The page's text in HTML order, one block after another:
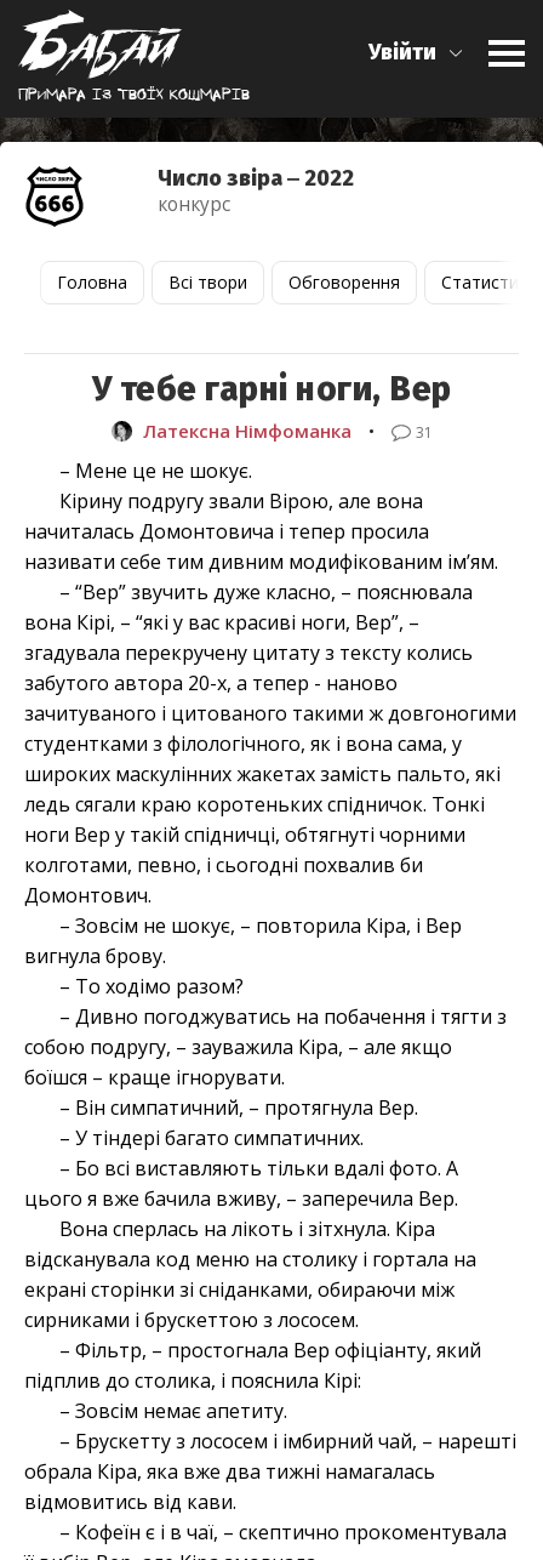
Примара iз твоїх кошмарiв
Увійти
Число звіра ‒ 2022
конкурс
Головна Всі твори Обговорення Статистика
У тебе гарні ноги, Вер
Латексна Німфоманка • 31
– Мене це не шокує.
Кірину подругу звали Вірою, але вона
начиталась Домонтовича і тепер просила
називати себе тим дивним модифікованим ім’ям.
– “Вер” звучить дуже класно, – пояснювала
вона Кірі, – “які у вас красиві ноги, Вер”, –
згадувала перекручену цитату з тексту колись
забутого автора 20-х, а тепер - наново
зачитуваного і цитованого такими ж довгоногими
студентками з філологічного, як і вона сама, у
широких маскулінних жакетах замість пальто, які
ледь сягали краю коротеньких спідничок. Тонкі
ноги Вер у такій спідничці, обтягнуті чорними
колготами, певно, і сьогодні похвалив би
Домонтович.
– Зовсім не шокує, – повторила Кіра, і Вер
вигнула брову.
– То ходімо разом?
– Дивно погоджуватись на побачення і тягти з
собою подругу, – зауважила Кіра, – але якщо
боїшся – краще ігнорувати.
– Він симпатичний, – протягнула Вер.
– У тіндері багато симпатичних.
– Бо всі виставляють тільки вдалі фото. А
цього я вже бачила вживу, – заперечила Вер.
Вона сперлась на лікоть і зітхнула. Кіра
відсканувала код меню на столику і гортала на
екрані сторінки зі сніданками, обираючи між
сирниками і брускеттою з лососем.
– Фільтр, – простогнала Вер офіціанту, який
підплив до столика, і пояснила Кірі:
– Зовсім немає апетиту.
– Брускетту з лососем і імбирний чай, – нарешті
обрала Кіра, яка вже два тижні намагалась
відмовитись від кави.
– Кофеїн є і в чаї, – скептично прокоментувала